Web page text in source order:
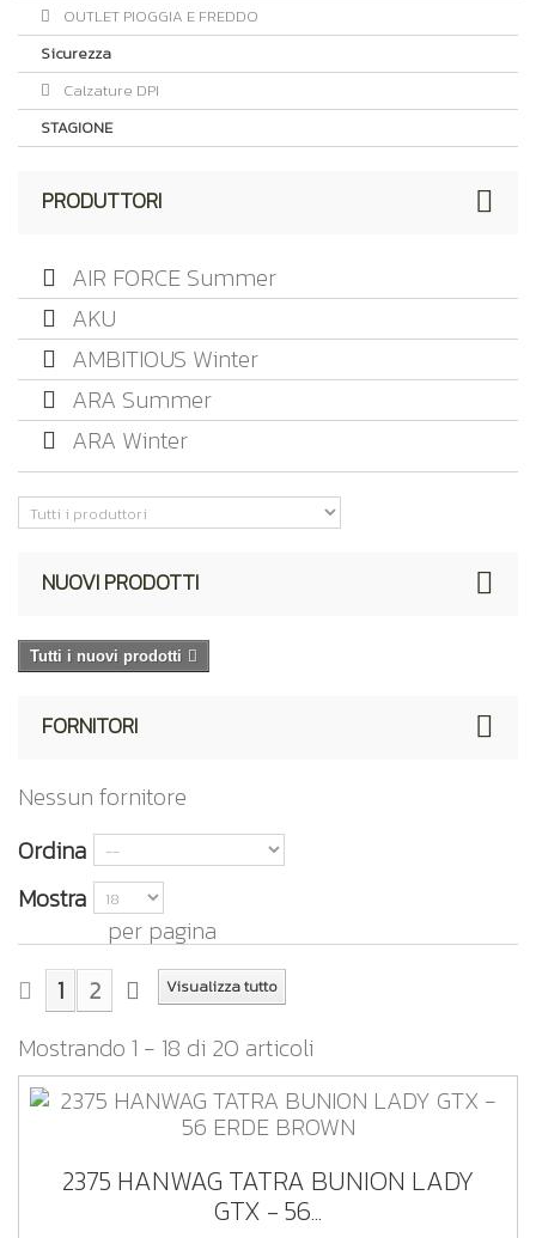
OUTLET PIOGGIA E FREDDO
Sicurezza
Calzature DPI
STAGIONE
PRODUTTORI
AIR FORCE Summer
AKU
AMBITIOUS Winter
ARA Summer
ARA Winter
NUOVI PRODOTTI
Tutti i nuovi prodotti
FORNITORI
Nessun fornitore
Ordina
Mostra
per pagina
Visualizza tutto
1
2
Mostrando 1 - 18 di 20 articoli
2375 HANWAG TATRA BUNION LADY
GTX - 56...